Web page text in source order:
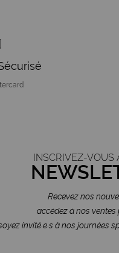
INSCRIVEZ-VOUS
Recevez nos
accédez à nos ventes
invité·e·s à nos journées